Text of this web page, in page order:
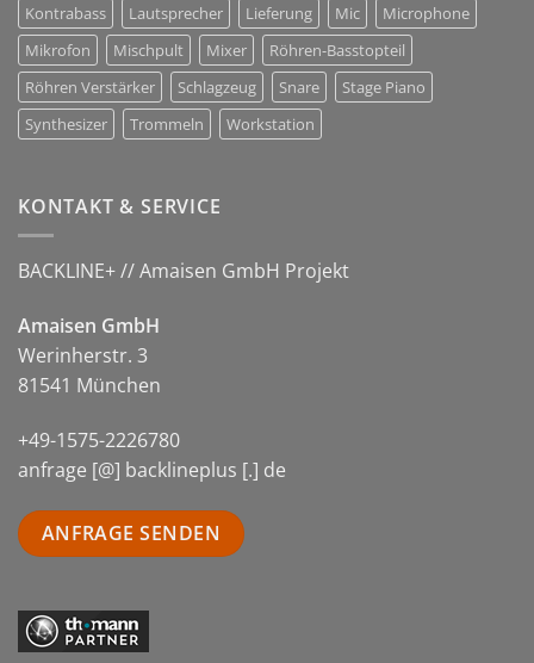
Kontrabass
Lautsprecher Lieferung Mic
Microphone
Mikrofon
Mischpult Mixer
Röhren-Basstopteil
Röhren Verstärker
Schlagzeug Snare
Stage Piano
Synthesizer
Trommeln Workstation
KONTAKT & SERVICE
BACKLINE+ // Amaisen GmbH Projekt
Amaisen GmbH
Werinherstr. 3
81541 München
+49-1575-2226780
anfrage [@] backlineplus [.] de
ANFRAGE SENDEN